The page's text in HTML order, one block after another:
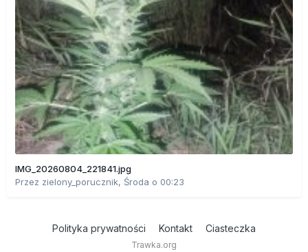
IMG_20260804_221841.jpg
Przez zielony_porucznik, Środa o 00:23
Polityka prywatności Kontakt Ciasteczka
Trawka.org